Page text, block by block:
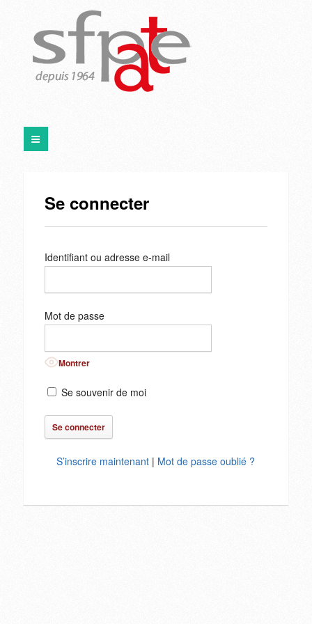
Se connecter
Identifiant ou adresse e-mail
Mot de passe
Montrer
Se souvenir de moi
S’inscrire maintenant | Mot de passe oublié ?